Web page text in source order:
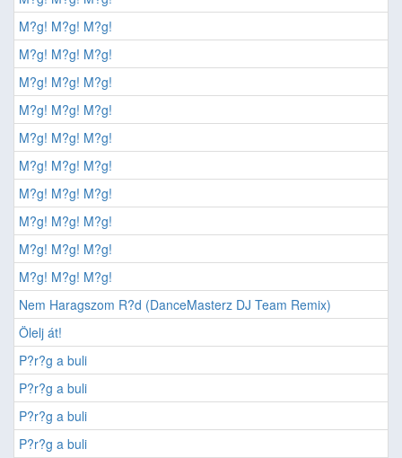
M?g! M?g! M?g!
M?g! M?g! M?g!
M?g! M?g! M?g!
M?g! M?g! M?g!
M?g! M?g! M?g!
M?g! M?g! M?g!
M?g! M?g! M?g!
M?g! M?g! M?g!
M?g! M?g! M?g!
M?g! M?g! M?g!
Nem Haragszom R?d (DanceMasterz DJ Team Remix)
Ölelj át!
P?r?g a buli
P?r?g a buli
P?r?g a buli
P?r?g a buli